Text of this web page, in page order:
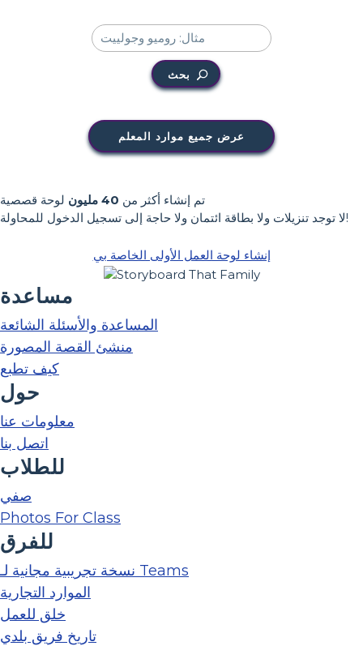
بحث
عرض جميع موارد المعلم
تم إنشاء أكثر من 40 مليون
لوحة قصصية
لا توجد تنزيلات ولا بطاقة ائتمان ولا حاجة إلى تسجيل الدخول للمحاولة!
إنشاء لوحة العمل الأولى الخاصة بي
مساعدة
المساعدة والأسئلة الشائعة
منشئ القصة المصورة
كيف تطبع
حول
معلومات عنا
اتصل بنا
للطلاب
صفي
Photos For Class
للفرق
نسخة تجريبية مجانية لـ Teams
الموارد التجارية
خلق للعمل
تاريخ فريق بلدي